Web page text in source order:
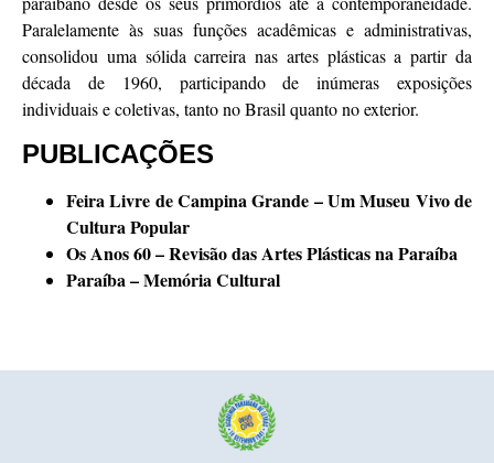
Paralelamente às suas funções acadêmicas e administrativas,
consolidou uma sólida carreira nas artes plásticas a partir da
década de 1960, participando de inúmeras exposições
individuais e coletivas, tanto no Brasil quanto no exterior.
PUBLICAÇÕES
Feira Livre de Campina Grande – Um Museu Vivo de
Cultura Popular
Os Anos 60 – Revisão das Artes Plásticas na Paraíba
Paraíba – Memória Cultural